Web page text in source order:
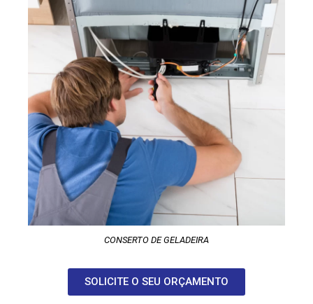
CONSERTO DE GELADEIRA
SOLICITE O SEU ORÇAMENTO